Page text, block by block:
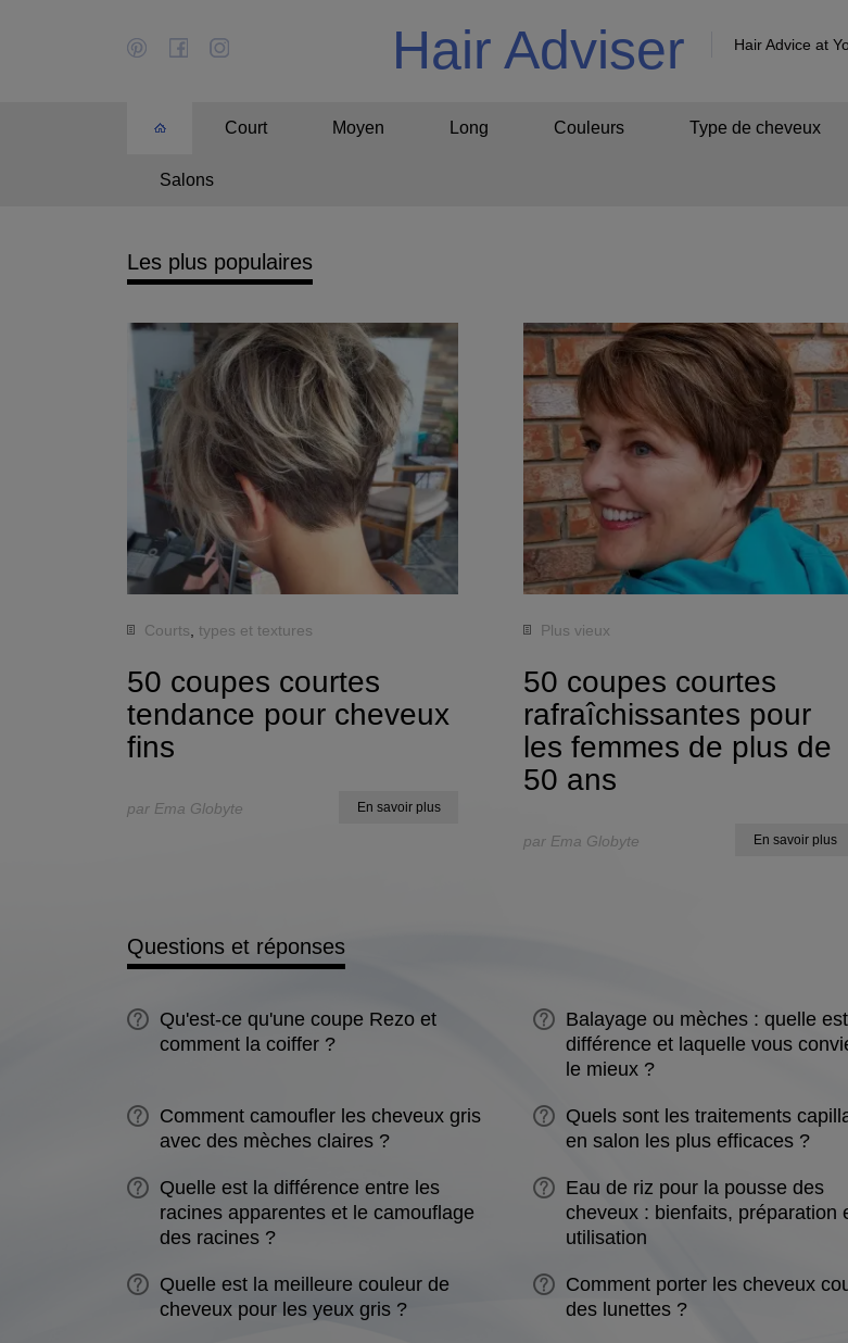
Hair Adviser Hair Advice at
Court Moyen Long Couleurs Type de cheveux
Salons
Les plus populaires
Courts types et textures
50 coupes courtes
tendance pour cheveux
fins
par Ema Globyte En savoir plus
Plus vieux
50 coupes courtes
rafraîchissantes pour
les femmes de plus de
50 ans
par Ema Globyte En savoir plus
Questions et réponses
Qu'est-ce qu'une coupe Rezo et
comment la coiffer ?
Balayage ou mèches : quelle
différence et laquelle vous
le mieux ?
Comment camoufler les cheveux gris
avec des mèches claires ?
Quels sont les traitements
en salon les plus efficaces ?
Quelle est la différence entre les
racines apparentes et le camouflage
des racines ?
Eau de riz pour la pousse des
cheveux : bienfaits, préparation
utilisation
Quelle est la meilleure couleur de
cheveux pour les yeux gris ?
Comment porter les cheveux
des lunettes ?